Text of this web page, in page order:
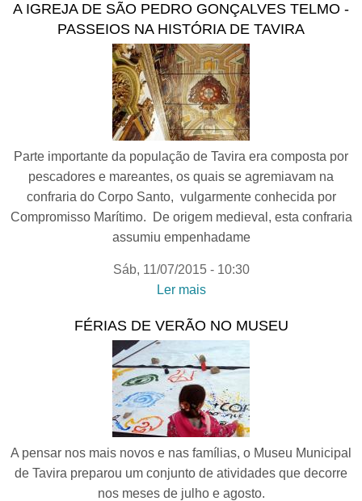
Mediterrânica todo o ano |
sessão de desenho
A IGREJA DE SÃO PEDRO GONÇALVES TELMO -
PASSEIOS NA HISTÓRIA DE TAVIRA
Parte importante da população de Tavira era composta por
pescadores e mareantes, os quais se agremiavam na
confraria do Corpo Santo, vulgarmente conhecida por
Compromisso Marítimo. De origem medieval, esta confraria
assumiu empenhadame
Sáb, 11/07/2015 - 10:30
Ler mais
GONÇALVES TELMO -
Passeios na História de
FÉRIAS DE VERÃO NO MUSEU
A pensar nos mais novos e nas famílias, o Museu Municipal
de Tavira preparou um conjunto de atividades que decorre
nos meses de julho e agosto.